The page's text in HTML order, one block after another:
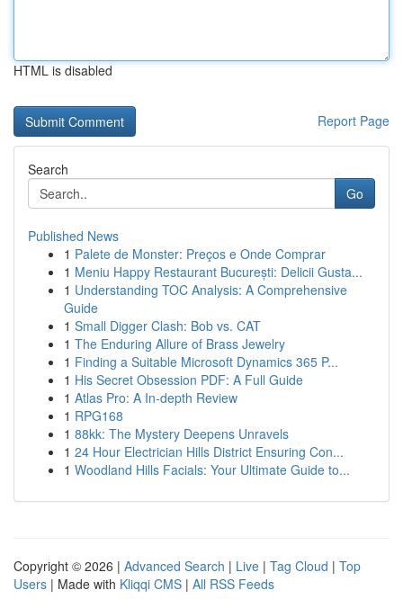
HTML is disabled
Report Page
Search
Go
Published News
1 Palete de Monster: Preços e Onde Comprar
1 Meniu Happy Restaurant București: Delicii Gusta...
1 Understanding TOC Analysis: A Comprehensive
Guide
1 Small Digger Clash: Bob vs. CAT
1 The Enduring Allure of Brass Jewelry
1 Finding a Suitable Microsoft Dynamics 365 P...
1 His Secret Obsession PDF: A Full Guide
1 Atlas Pro: A In-depth Review
1 RPG168
1 88kk: The Mystery Deepens Unravels
1 24 Hour Electrician Hills District Ensuring Con...
1 Woodland Hills Facials: Your Ultimate Guide to...
Copyright © 2026 | Advanced Search | Live | Tag Cloud | Top
Users | Made with Kliqqi CMS | All RSS Feeds